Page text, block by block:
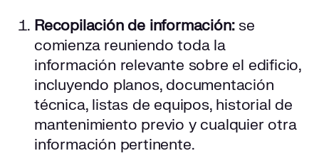
Recopilación de información:se
comienza reuniendo toda la
información relevante sobre el edificio,
incluyendo planos, documentación
técnica, listas de equipos, historial de
mantenimiento previo y cualquier otra
información pertinente.